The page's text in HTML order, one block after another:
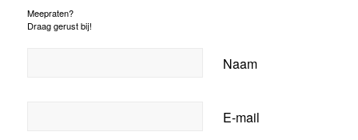
Meepraten?
Draag gerust bij!
Naam
E-mail